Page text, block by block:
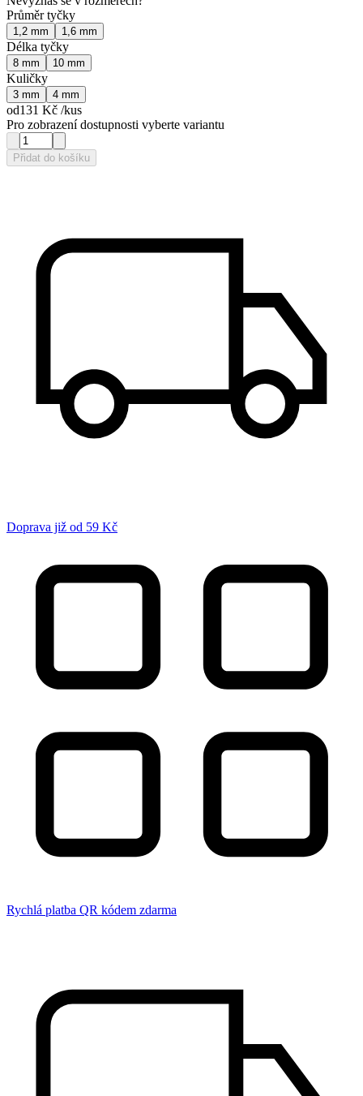
Průměr tyčky
1,2 mm 1,6 mm
Délka tyčky
8 mm 10 mm
Kuličky
3 mm 4 mm
od131 Kč /kus
Pro zobrazení dostupnosti vyberte variantu
Přidat do košíku
Doprava již od 59 Kč
Rychlá platba QR kódem zdarma